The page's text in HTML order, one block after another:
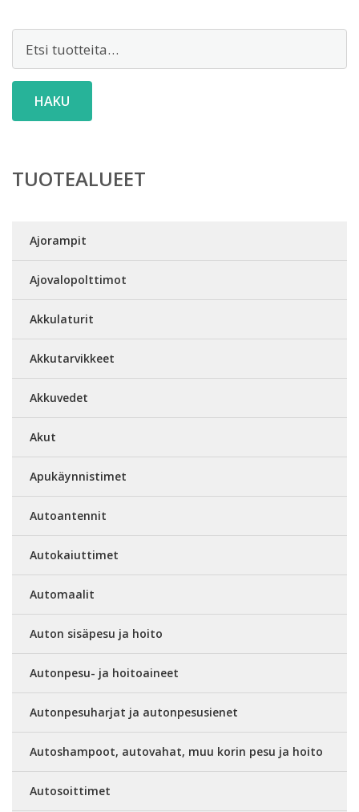
HAKU
TUOTEALUEET
Ajorampit
Ajovalopolttimot
Akkulaturit
Akkutarvikkeet
Akkuvedet
Akut
Apukäynnistimet
Autoantennit
Autokaiuttimet
Automaalit
Auton sisäpesu ja hoito
Autonpesu- ja hoitoaineet
Autonpesuharjat ja autonpesusienet
Autoshampoot, autovahat, muu korin pesu ja hoito
Autosoittimet